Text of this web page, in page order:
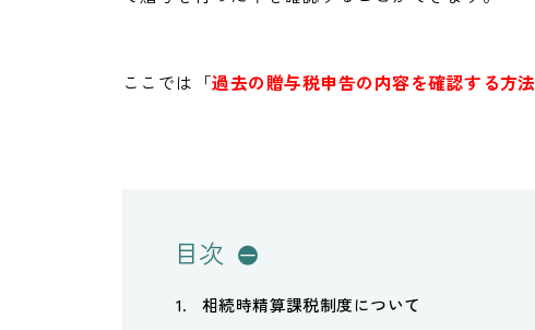
ここでは「過去の贈与税申告の内容を確認する方法
目次
相続時精算課税制度について